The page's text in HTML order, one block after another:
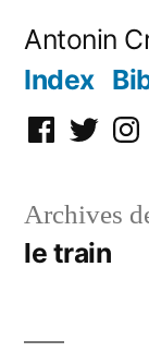
Antonin
Index
Facebook
Twitter
Archives
le train